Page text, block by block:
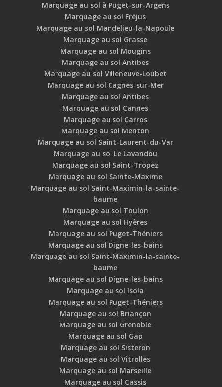
Marquage au sol à Puget-sur-Argens
Marquage au sol Fréjus
Marquage au sol Mandelieu-la-Napoule
Marquage au sol Grasse
Marquage au sol Mougins
Marquage au sol Antibes
Marquage au sol Villeneuve-Loubet
Marquage au sol Cagnes-sur-Mer
Marquage au sol Antibes
Marquage au sol Cannes
Marquage au sol Carros
Marquage au sol Menton
Marquage au sol Saint-Laurent-du-Var
Marquage au sol Le Lavandou
Marquage au sol Saint-Tropez
Marquage au sol Sainte-Maxime
Marquage au sol Saint-Maximin-la-sainte-
baume
Marquage au sol Toulon
Marquage au sol Hyères
Marquage au sol Puget-Théniers
Marquage au sol Digne-les-bains
Marquage au sol Saint-Maximin-la-sainte-
baume
Marquage au sol Digne-les-bains
Marquage au sol Isola
Marquage au sol Puget-Théniers
Marquage au sol Briançon
Marquage au sol Grenoble
Marquage au sol Gap
Marquage au sol Sisteron
Marquage au sol Vitrolles
Marquage au sol Marseille
Marquage au sol Cassis